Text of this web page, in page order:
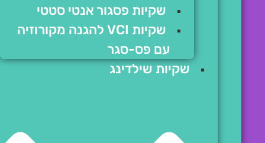
שקיות פסגור אנטי סטטי
שקיות VCI להגנה מקורוזיה
עם פס-סגר
שקיות שילדינג